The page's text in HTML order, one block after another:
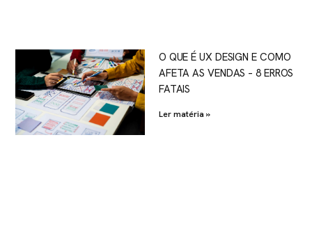
O QUE É UX DESIGN E COMO
AFETA AS VENDAS – 8 ERROS
FATAIS
Ler matéria »